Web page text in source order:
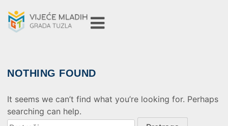
NOTHING FOUND
It seems we can’t find what you’re looking for. Perhaps
searching can help.